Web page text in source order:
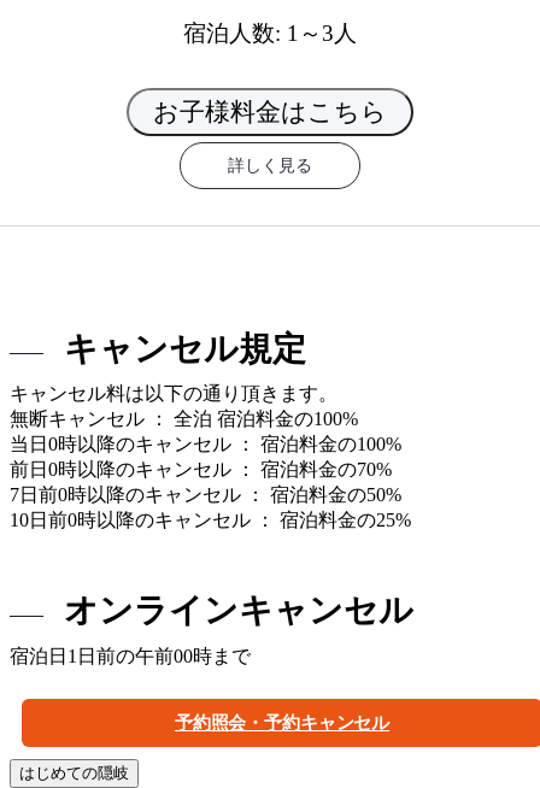
客室一例
宿泊人数: 1～3人
お子様料金はこちら
詳しく見る
キャンセル規定
キャンセル料は以下の通り頂きます。
無断キャンセル ： 全泊 宿泊料金の100%
当日0時以降のキャンセル ： 宿泊料金の100%
前日0時以降のキャンセル ： 宿泊料金の70%
7日前0時以降のキャンセル ： 宿泊料金の50%
10日前0時以降のキャンセル ： 宿泊料金の25%
オンラインキャンセル
宿泊日1日前の午前00時まで
予約照会・予約キャンセル
はじめての隠岐